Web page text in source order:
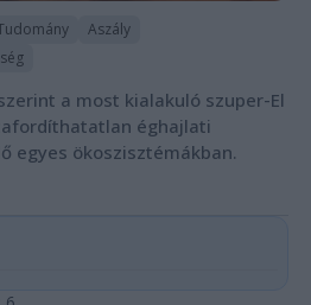
Aszály
a most kialakuló szuper-El
éghajlati
egyes ökoszisztémákban.